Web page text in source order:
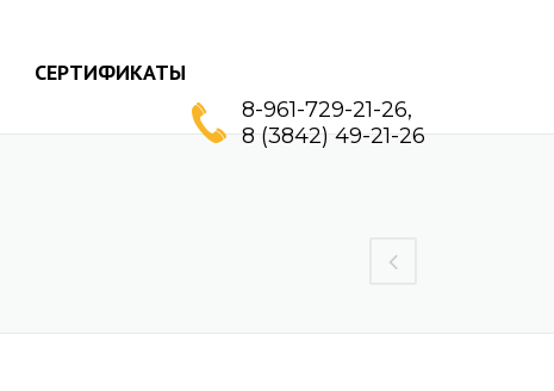
СЕРТИФИКАТЫ
8-961-729-21-26,
8 (3842) 49-21-26